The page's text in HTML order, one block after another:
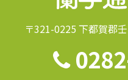
〒321-0225 下都賀郡